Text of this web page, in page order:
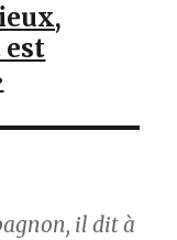
il dit à